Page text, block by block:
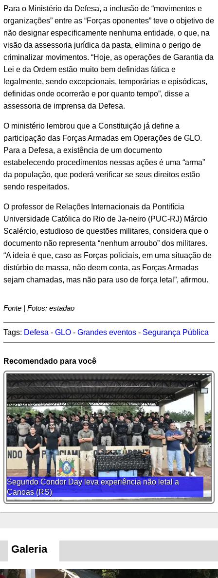
Para o Ministério da Defesa, a inclusão de “movimentos e
organizações” entre as “Forças oponentes” teve o objetivo de
não designar especificamente nenhuma entidade, o que, na
visão da assessoria jurídica da pasta, elimina o perigo de
criminalizar movimentos. “Hoje, as operações de Garantia da
Lei e da Ordem estão muito bem definidas fática e
legalmente, sendo excepcionais, temporárias e episódicas,
definidas onde ocorrerão e por quanto tempo”, disse a
assessoria de imprensa da Defesa.
O ministério lembrou que a Constituição já define a
participação das Forças Armadas em Operações de GLO.
Para a Defesa, a existência de um documento
estabelecendo procedimentos nessas ações é uma “arma”
da população, que poderá verificar se seus direitos estão
sendo respeitados.
O professor de Relações Internacionais da Pontifícia
Universidade Católica do Rio de Ja-neiro (PUC-RJ) Márcio
Scalércio, estudioso de questões militares, considera que o
documento não representa “nenhum arroubo” dos militares.
“A ideia é que, caso as Forças policiais, em uma situação de
distúrbio de massa, não deem conta, as Forças Armadas
sejam chamadas, mas não para uso de força letal”, afirmou.
Fonte | Fotos: estadao
Tags: Defesa - GLO - Grandes eventos - Segurança Pública
Recomendado para você
Segundo Condor Day leva experiência não letal a
Canoas (RS)
Galeria